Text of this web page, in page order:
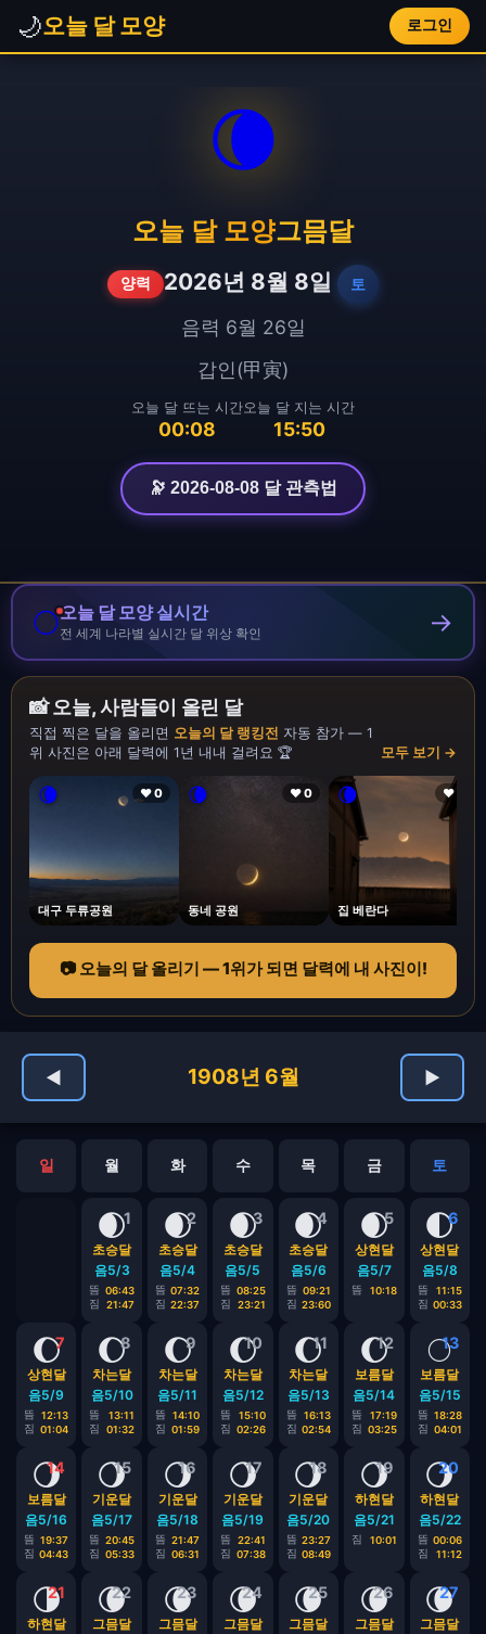
🌙오늘 달 모양 로그인
🌘
오늘 달 모양그믐달
양력 2026년 8월 8일 토
음력 6월 26일
갑인(甲寅)
오늘 달 뜨는 시간
00:08
오늘 달 지는 시간
15:50
🔭 2026-08-08 달 관측법
🌕오늘 달 모양 실시간
전 세계 나라별 실시간 달 위상 확인 →
📸 오늘, 사람들이 올린 달
직접 찍은 달을 올리면 오늘의 달 랭킹전 자동 참가 — 1
위 사진은 아래 달력에 1년 내내 걸려요 🏆
모두 보기 →
🌘 ❤ 0
대구 두류공원
🌘 ❤ 0
동네 공원
🌘 ❤ 1
집 베란다
📷 오늘의 달 올리기 — 1위가 되면 달력에 내 사진이!
◀ 1908년 6월 ▶
일 월 화 수 목 금 토
1
🌒
초승달
음5/3
뜸 06:43
짐
21:47
2
🌒
초승달
음5/4
뜸 07:32
짐 22:37
3
🌒
초승달
음5/5
뜸 08:25
짐
23:21
4
🌒
초승달
음5/6
뜸 09:21
짐 23:60
5
🌒
상현달
음5/7
뜸 10:18
6
🌓
상현달
음5/8
뜸
11:15
짐 00:33
7
🌔
상현달
음5/9
뜸
12:13
짐 01:04
8
🌔
차는달
음5/10
뜸
13:11
짐
01:32
9
🌔
차는달
음5/11
뜸
14:10
짐 01:59
10
🌔
차는달
음5/12
뜸
15:10
짐 02:26
11
🌔
차는달
음5/13
뜸
16:13
짐 02:54
12
🌔
보름달
음5/14
뜸
17:19
짐 03:25
13
🌕
보름달
음5/15
뜸 18:28
짐 04:01
14
🌖
보름달
음5/16
뜸 19:37
짐 04:43
15
🌖
기운달
음5/17
뜸 20:45
짐 05:33
16
🌖
기운달
음5/18
뜸 21:47
짐 06:31
17
🌖
기운달
음5/19
뜸
22:41
짐 07:38
18
🌖
기운달
음5/20
뜸 23:27
짐 08:49
19
🌖
하현달
음5/21
짐 10:01
20
🌖
하현달
음5/22
뜸 00:06
짐
11:12
21
🌗
하현달
22
🌘
그믐달
23
🌘
그믐달
24
🌘
그믐달
25
🌘
그믐달
26
🌘
그믐달
27
🌘
그믐달